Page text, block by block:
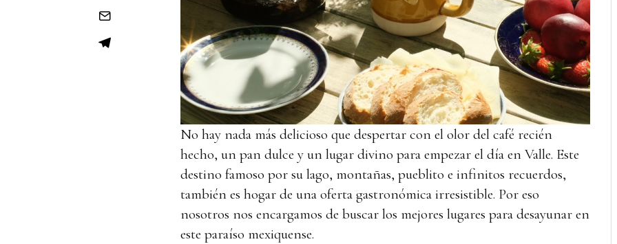
No hay nada más delicioso que despertar con el olor del café recién
hecho, un pan dulce y un lugar divino para empezar el día en Valle. Este
destino famoso por su lago, montañas, pueblito e infinitos recuerdos,
también es hogar de una oferta gastronómica irresistible. Por eso
nosotros nos encargamos de buscar los mejores lugares para desayunar en
este paraíso mexiquense.